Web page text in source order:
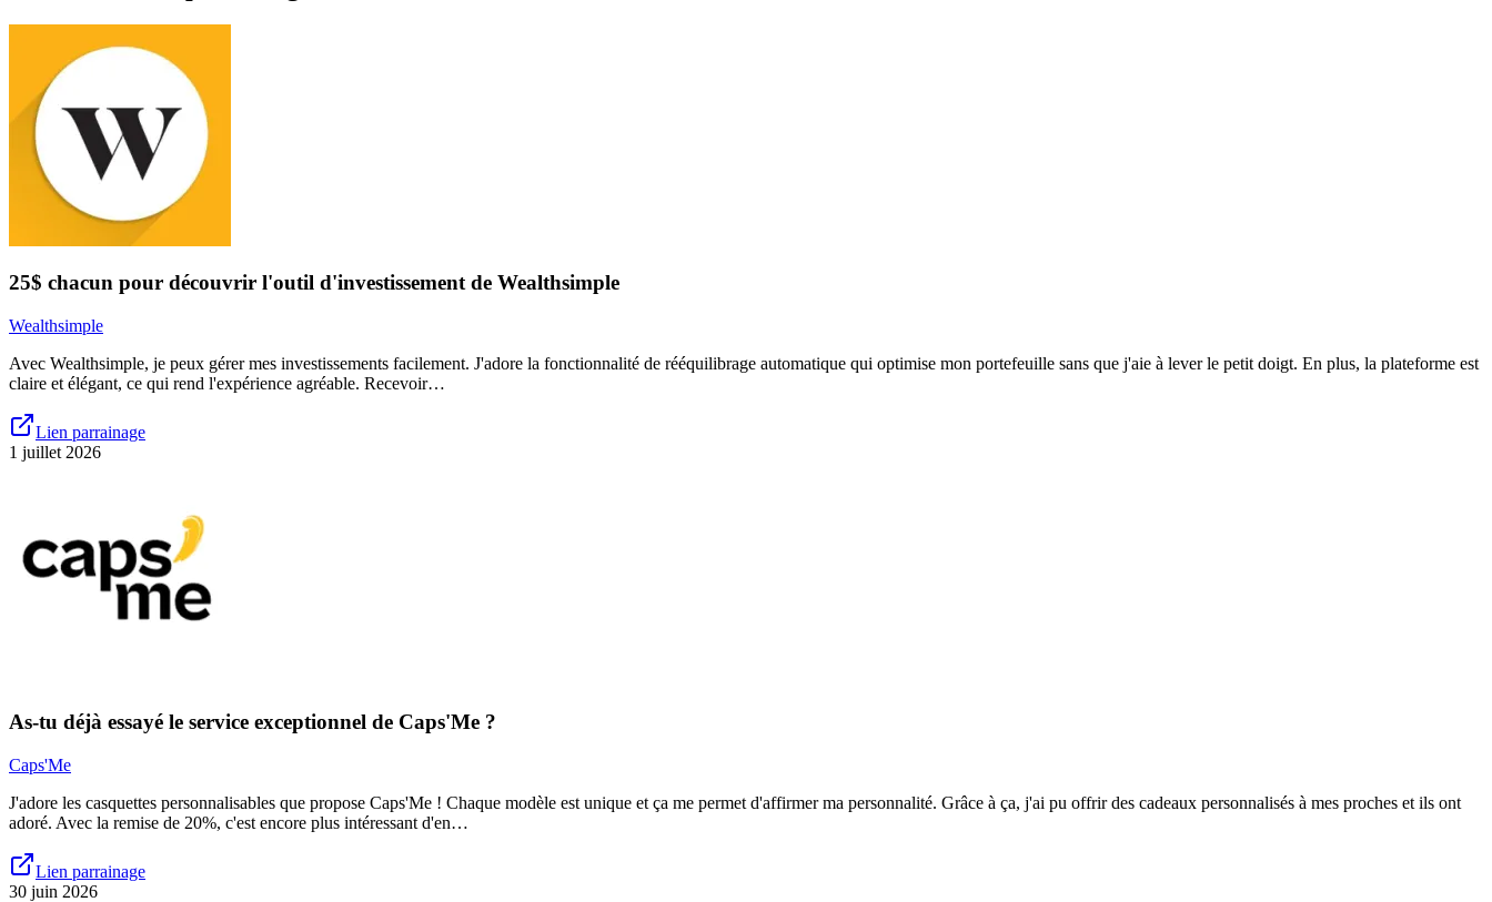
25$ chacun pour découvrir l'outil d'investissement de Wealthsimple
Wealthsimple
Avec Wealthsimple, je peux gérer mes investissements facilement. J'adore la fonctionnalité de rééquilibrage automatique qui optimise mon portefeuille sans que j'aie à lever le petit doigt. En plus, la plateforme est
claire et élégant, ce qui rend l'expérience agréable. Recevoir…
Lien parrainage
1 juillet 2026
As-tu déjà essayé le service exceptionnel de Caps'Me ?
Caps'Me
J'adore les casquettes personnalisables que propose Caps'Me ! Chaque modèle est unique et ça me permet d'affirmer ma personnalité. Grâce à ça, j'ai pu offrir des cadeaux personnalisés à mes proches et ils ont
adoré. Avec la remise de 20%, c'est encore plus intéressant d'en…
Lien parrainage
30 juin 2026